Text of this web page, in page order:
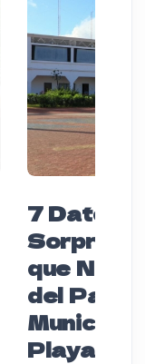
7 Datos
que No
del
Municipal
Playa del